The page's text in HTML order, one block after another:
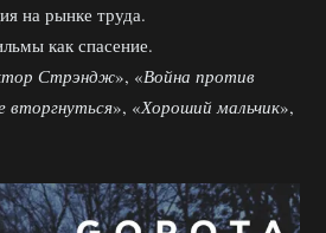
на рынке труда.
как спасение.
Стрэндж», «Война против
вторгнуться», «Хороший мальчик»,